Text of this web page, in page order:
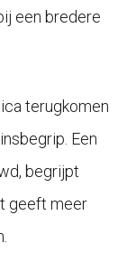
een bredere
terugkomen
Een
begrijpt
geeft meer